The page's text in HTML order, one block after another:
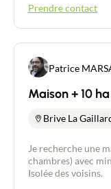
Prendre contact
Patrice
Maison + 10
Brive La
Je recherche une
chambres) avec
Isolée des voisins.